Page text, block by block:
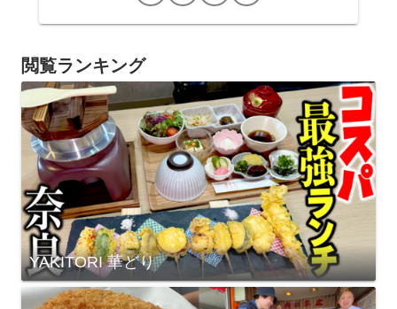
閲覧ランキング
YAKITORI 華どり